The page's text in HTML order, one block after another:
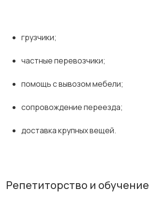
грузчики;
частные перевозчики;
помощь с вывозом мебели;
сопровождение переезда;
доставка крупных вещей.
Репетиторство и обучение